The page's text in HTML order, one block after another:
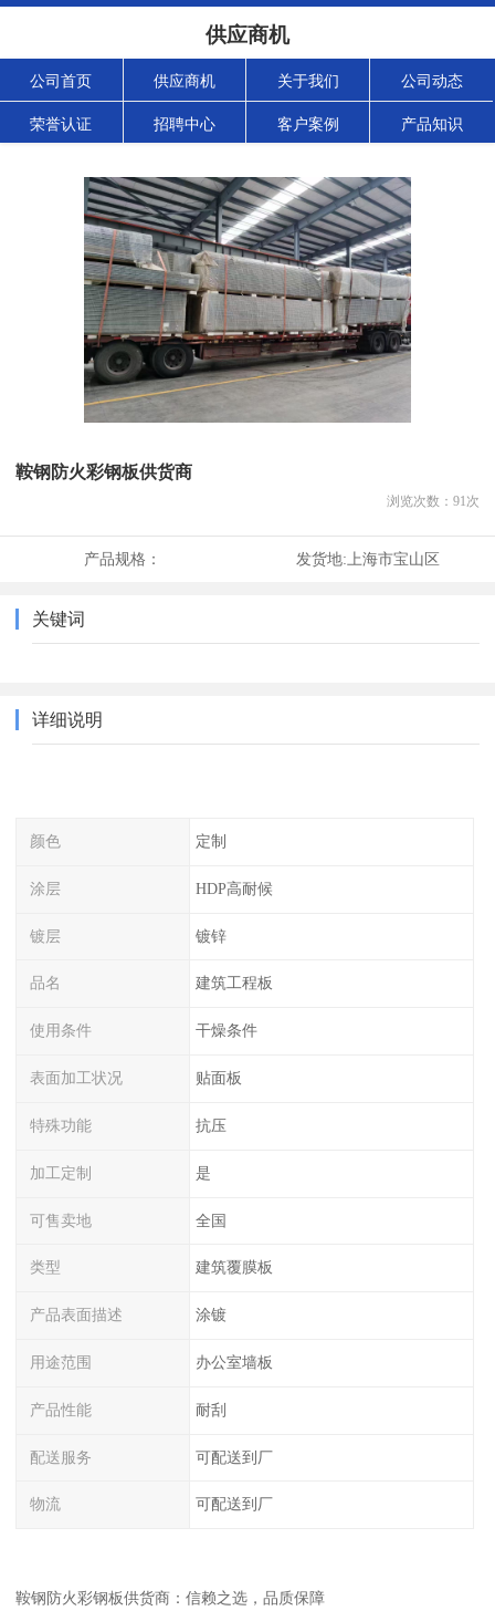
供应商机
公司首页 供应商机 关于我们 公司动态
荣誉认证 招聘中心 客户案例 产品知识
鞍钢防火彩钢板供货商
浏览次数： 91次
产品规格： 发货地: 上海市宝山区
关键词
详细说明
颜色 定制
涂层 HDP高耐候
镀层 镀锌
品名 建筑工程板
使用条件 干燥条件
表面加工状况 贴面板
特殊功能 抗压
加工定制 是
可售卖地 全国
类型 建筑覆膜板
产品表面描述 涂镀
用途范围 办公室墙板
产品性能 耐刮
配送服务 可配送到厂
物流 可配送到厂
鞍钢防火彩钢板供货商：信赖之选，品质保障